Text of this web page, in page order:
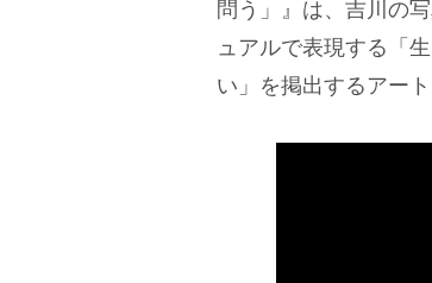
問う」』は、吉川の
ュアルで表現する「
い」を掲出するアー